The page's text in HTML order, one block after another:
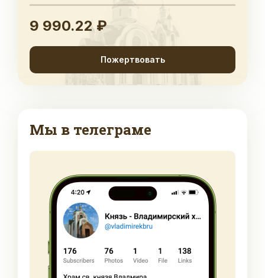
9 990.22 ₽
Пожертвовать
Мы в телеграме